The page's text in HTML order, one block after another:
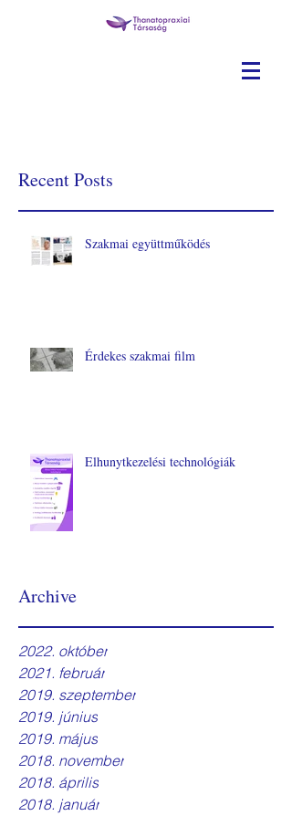
Recent Posts
Szakmai együttműködés
Érdekes szakmai film
Elhunytkezelési technológiák
Archive
2022. október
2021. február
2019. szeptember
2019. június
2019. május
2018. november
2018. április
2018. január